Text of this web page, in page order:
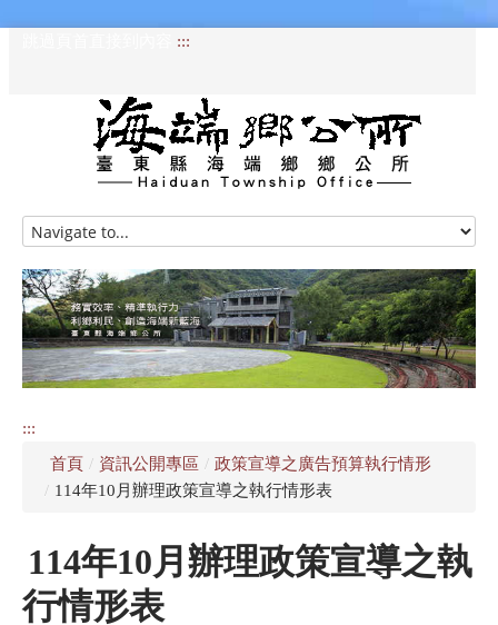
:::
HOME
訊息專區
認識海端
公所介紹
資訊公開專區
:::
首頁 / 資訊公開專區 / 政策宣導之廣告預算執行情形
/ 114年10月辦理政策宣導之執行情形表
114年10月辦理政策宣導之執
行情形表